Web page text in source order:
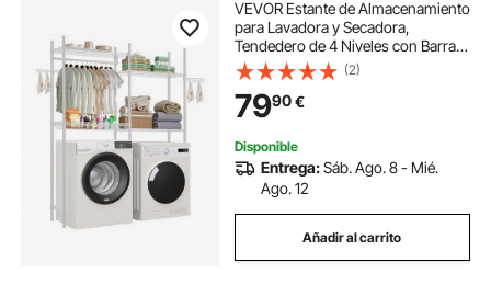
VEVOR Estante de Almacenamiento
para Lavadora y Secadora,
Tendedero de 4 Niveles con Barra y
Ganchos, Estantes Ajustables de
dos Filas para Lavadora, Ahorra
Espacio para Lavadero, Color
Blanco
(2)
7990€
Disponible
Entrega:Sáb. Ago. 8 - Mié.
Ago. 12
Añadir al carrito